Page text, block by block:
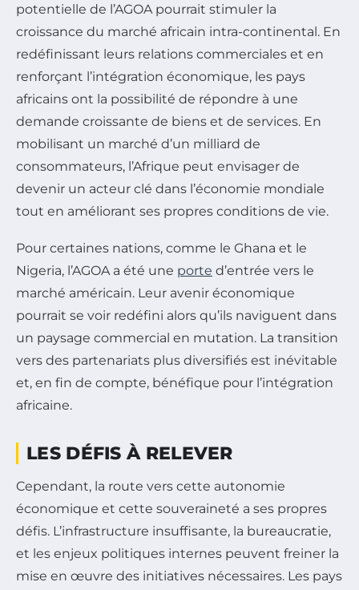
potentielle de l’AGOA pourrait stimuler la
croissance du marché africain intra-continental. En
redéfinissant leurs relations commerciales et en
renforçant l’intégration économique, les pays
africains ont la possibilité de répondre à une
demande croissante de biens et de services. En
mobilisant un marché d’un milliard de
consommateurs, l’Afrique peut envisager de
devenir un acteur clé dans l’économie mondiale
tout en améliorant ses propres conditions de vie.
Pour certaines nations, comme le Ghana et le
Nigeria, l’AGOA a été une porte d’entrée vers le
marché américain. Leur avenir économique
pourrait se voir redéfini alors qu’ils naviguent dans
un paysage commercial en mutation. La transition
vers des partenariats plus diversifiés est inévitable
et, en fin de compte, bénéfique pour l’intégration
africaine.
LES DÉFIS À RELEVER
Cependant, la route vers cette autonomie
économique et cette souveraineté a ses propres
défis. L’infrastructure insuffisante, la bureaucratie,
et les enjeux politiques internes peuvent freiner la
mise en œuvre des initiatives nécessaires. Les pays